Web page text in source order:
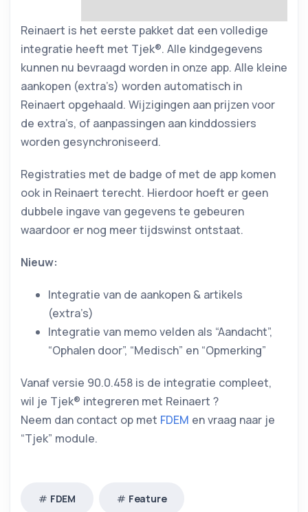
Reinaert is het eerste pakket dat een volledige
integratie heeft met Tjek®. Alle kindgegevens
kunnen nu bevraagd worden in onze app. Alle kleine
aankopen (extra’s) worden automatisch in
Reinaert opgehaald. Wijzigingen aan prijzen voor
de extra’s, of aanpassingen aan kinddossiers
worden gesynchroniseerd.
Registraties met de badge of met de app komen
ook in Reinaert terecht. Hierdoor hoeft er geen
dubbele ingave van gegevens te gebeuren
waardoor er nog meer tijdswinst ontstaat.
Nieuw:
Integratie van de aankopen & artikels
(extra’s)
Integratie van memo velden als “Aandacht”,
“Ophalen door”, “Medisch” en “Opmerking”
Vanaf versie 90.0.458 is de integratie compleet,
wil je Tjek® integreren met Reinaert ?
Neem dan contact op met FDEM en vraag naar je
“Tjek” module.
FDEM Feature